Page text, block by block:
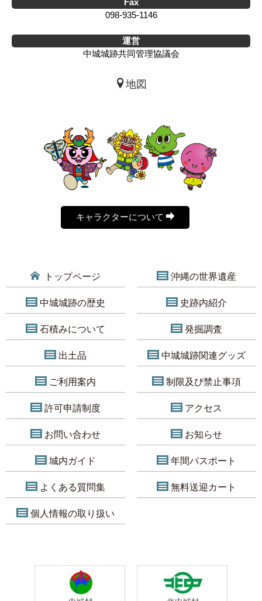
Fax
098-935-1146
運営
中城城跡共同管理協議会
地図
キャラクターについて
トップページ 沖縄の世界遺産
中城城跡の歴史 史跡内紹介
石積みについて 発掘調査
出土品 中城城跡関連グッズ
ご利用案内 制限及び禁止事項
許可申請制度 アクセス
お問い合わせ お知らせ
城内ガイド 年間パスポート
よくある質問集 無料送迎カート
個人情報の取り扱い